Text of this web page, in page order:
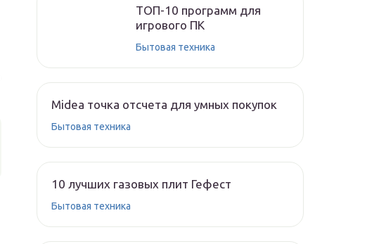
ТОП-10 программ для
игрового ПК
Бытовая техника
Midea точка отсчета для умных покупок
Бытовая техника
10 лучших газовых плит Гефест
Бытовая техника